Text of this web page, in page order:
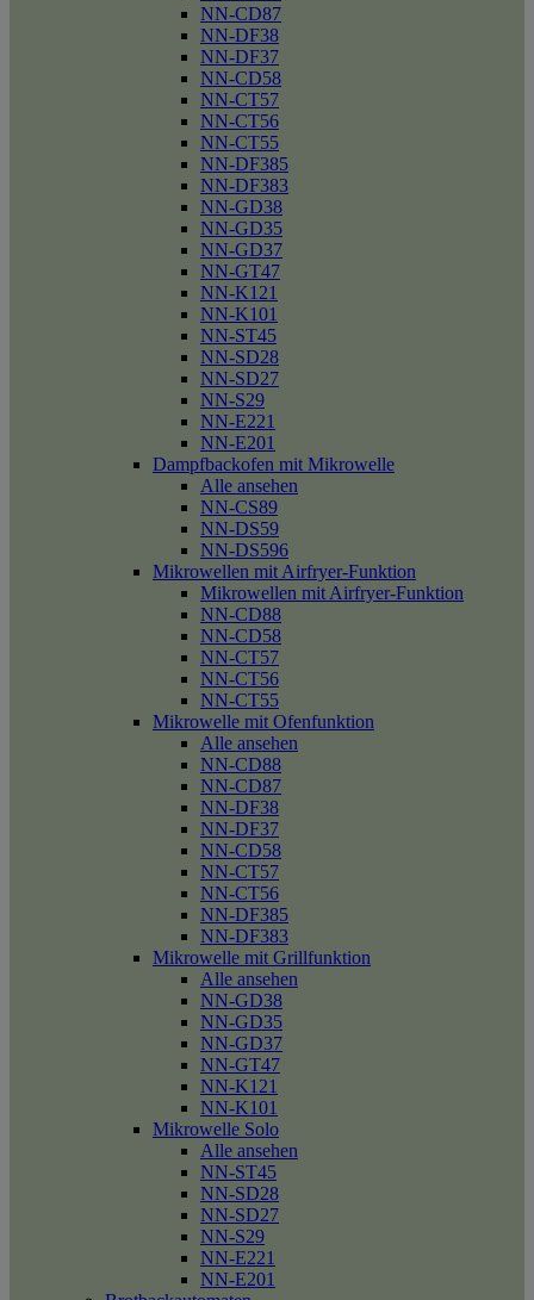
NN-CD87
NN-DF38
NN-DF37
NN-CD58
NN-CT57
NN-CT56
NN-CT55
NN-DF385
NN-DF383
NN-GD38
NN-GD35
NN-GD37
NN-GT47
NN-K121
NN-K101
NN-ST45
NN-SD28
NN-SD27
NN-S29
NN-E221
NN-E201
Dampfbackofen mit Mikrowelle
Alle ansehen
NN-CS89
NN-DS59
NN-DS596
Mikrowellen mit Airfryer-Funktion
Mikrowellen mit Airfryer-Funktion
NN-CD88
NN-CD58
NN-CT57
NN-CT56
NN-CT55
Mikrowelle mit Ofenfunktion
Alle ansehen
NN-CD88
NN-CD87
NN-DF38
NN-DF37
NN-CD58
NN-CT57
NN-CT56
NN-DF385
NN-DF383
Mikrowelle mit Grillfunktion
Alle ansehen
NN-GD38
NN-GD35
NN-GD37
NN-GT47
NN-K121
NN-K101
Mikrowelle Solo
Alle ansehen
NN-ST45
NN-SD28
NN-SD27
NN-S29
NN-E221
NN-E201